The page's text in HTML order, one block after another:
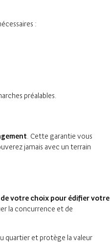
:
préalables.
. Cette garantie vous
jamais avec un terrain
votre choix pour édifier votre
la concurrence et de
quartier et protège la valeur